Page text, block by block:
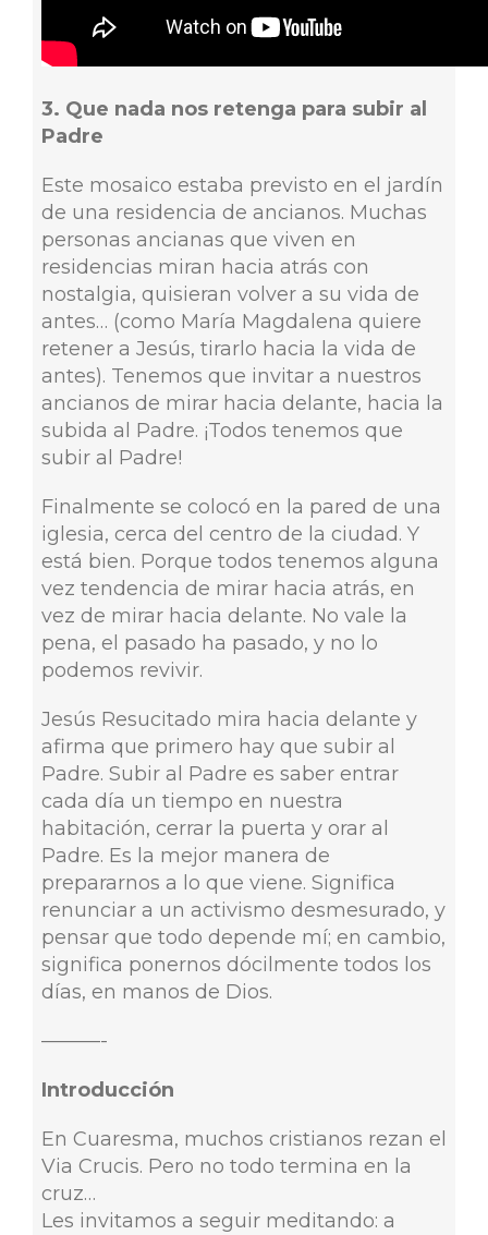
3. Que nada nos retenga para subir al
Padre
Este mosaico estaba previsto en el jardín
de una residencia de ancianos. Muchas
personas ancianas que viven en
residencias miran hacia atrás con
nostalgia, quisieran volver a su vida de
antes… (como María Magdalena quiere
retener a Jesús, tirarlo hacia la vida de
antes). Tenemos que invitar a nuestros
ancianos de mirar hacia delante, hacia la
subida al Padre. ¡Todos tenemos que
subir al Padre!
Finalmente se colocó en la pared de una
iglesia, cerca del centro de la ciudad. Y
está bien. Porque todos tenemos alguna
vez tendencia de mirar hacia atrás, en
vez de mirar hacia delante. No vale la
pena, el pasado ha pasado, y no lo
podemos revivir.
Jesús Resucitado mira hacia delante y
afirma que primero hay que subir al
Padre. Subir al Padre es saber entrar
cada día un tiempo en nuestra
habitación, cerrar la puerta y orar al
Padre. Es la mejor manera de
prepararnos a lo que viene. Significa
renunciar a un activismo desmesurado, y
pensar que todo depende mí; en cambio,
significa ponernos dócilmente todos los
días, en manos de Dios.
———-
Introducción
En Cuaresma, muchos cristianos rezan el
Via Crucis. Pero no todo termina en la
cruz…
Les invitamos a seguir meditando: a